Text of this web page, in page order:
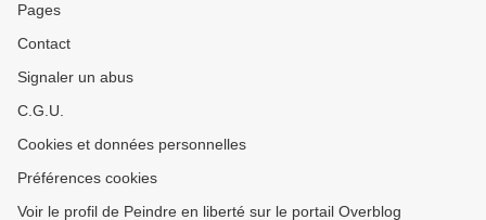
Pages
Contact
Signaler un abus
C.G.U.
Cookies et données personnelles
Préférences cookies
Voir le profil de Peindre en liberté sur le portail Overblog